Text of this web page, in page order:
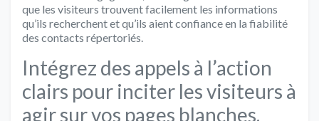
que les visiteurs trouvent facilement les informations
qu’ils recherchent et qu’ils aient confiance en la fiabilité
des contacts répertoriés.
Intégrez des appels à l’action
clairs pour inciter les visiteurs à
agir sur vos pages blanches.